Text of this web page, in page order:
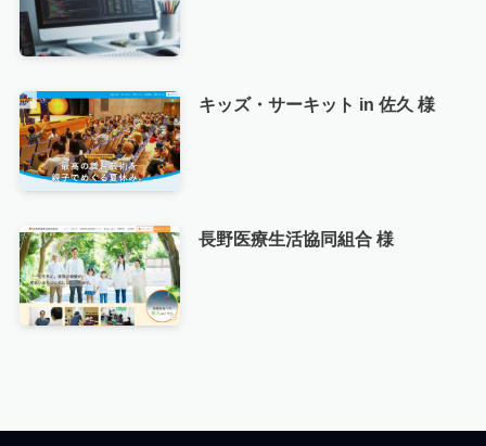
キッズ・サーキット in 佐久 様
長野医療生活協同組合 様